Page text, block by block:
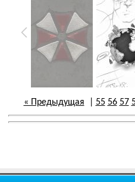
« Предыдущая 55 56 57